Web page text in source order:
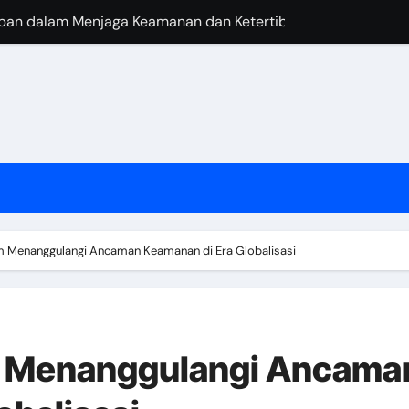
dalam Menjaga Keamanan dan Ketertiban
Aparat dalam Menjalankan Tugasnya
Keamanan dalam Menjaga Ketertiban di Negara
oleh Aparat dalam Melaksanakan Tugasnya
Menanggulangi Ancaman Keamanan di Era Globalisasi